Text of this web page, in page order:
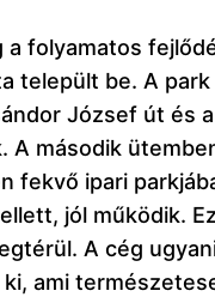
a folyamatos
települt be. A
József út és
A második
fekvő ipari
jól működik.
A cég
ami